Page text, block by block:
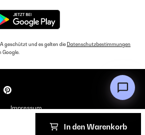
In den Warenkorb
geschützt und es gelten die Datenschutzbestimmungen
Google.
Impressum
All rights reserved